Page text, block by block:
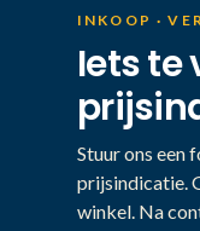
INKOOP ·
Iets te
Stuur ons een
prijsindicatie.
winkel. Na